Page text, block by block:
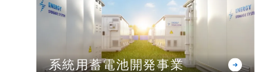
系統用蓄電池開発事業